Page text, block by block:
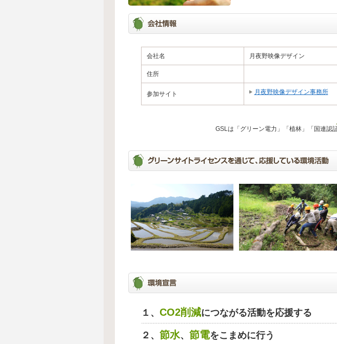
会社名 月夜野映像デザイン
住所
参加サイト 月夜野映像デザイン事務所
GSLは「グリーン電力」「植林」「国連認
１、 CO2削減につながる活動を応援する
２、 節水、 節電をこまめに行う